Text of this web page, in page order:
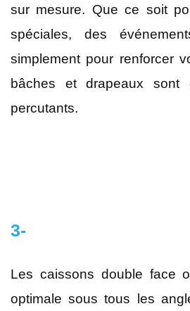
sur mesure. Que ce soit
spéciales, des
simplement pour renforcer
bâches et drapeaux sont
percutants.
3-
Les caissons double face
optimale sous tous les